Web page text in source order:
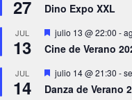
27 Dino Expo XXL
JUL
13
Destacado
julio 13 @ 22:00 -
Cine de Verano
JUL
14
Destacado
julio 14 @ 21:30 -
Danza de Verano